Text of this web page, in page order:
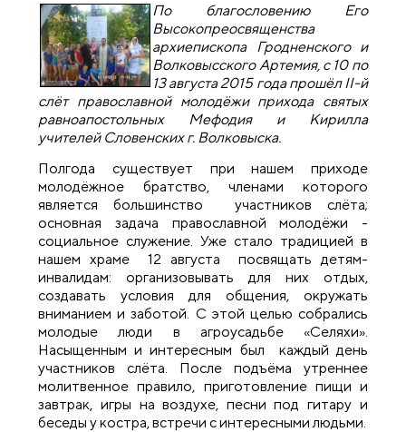
По благословению Его
Высокопреосвященства
архиепископа Гродненского и
Волковысского Артемия, с 10 по
13 августа 2015 года прошёл II-й
слёт православной молодёжи прихода святых
равноапостольных Мефодия и Кирилла
учителей Словенских г. Волковыска.
Полгода существует при нашем приходе
молодёжное братство, членами которого
является большинство участников слёта;
основная задача православной молодёжи -
социальное служение. Уже стало традицией в
нашем храме 12 августа посвящать детям-
инвалидам: организовывать для них отдых,
создавать условия для общения, окружать
вниманием и заботой. С этой целью собрались
молодые люди в агроусадьбе «Селяхи».
Насыщенным и интересным был каждый день
участников слёта. После подъёма утреннее
молитвенное правило, приготовление пищи и
завтрак, игры на воздухе, песни под гитару и
беседы у костра, встречи с интересными людьми.